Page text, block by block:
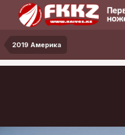
2019 Америка